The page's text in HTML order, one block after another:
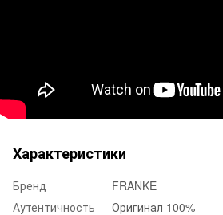
Характеристики
Бренд
FRANKE
Аутентичность
Оригинал 100%